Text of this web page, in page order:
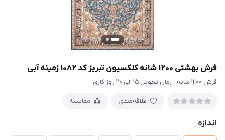
فرش بهشتی 1200 شانه کلکسیون تبریز کد 1082 زمینه آبی
فرش 1200 شانه - زمان تحویل 15 الی 20 روز کاری
علاقه‌مندی مقایسه
اندازه